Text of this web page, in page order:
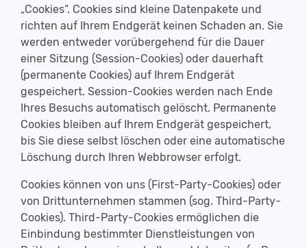
„Cookies“. Cookies sind kleine Datenpakete und
richten auf Ihrem Endgerät keinen Schaden an. Sie
werden entweder vorübergehend für die Dauer
einer Sitzung (Session-Cookies) oder dauerhaft
(permanente Cookies) auf Ihrem Endgerät
gespeichert. Session-Cookies werden nach Ende
Ihres Besuchs automatisch gelöscht. Permanente
Cookies bleiben auf Ihrem Endgerät gespeichert,
bis Sie diese selbst löschen oder eine automatische
Löschung durch Ihren Webbrowser erfolgt.
Cookies können von uns (First-Party-Cookies) oder
von Drittunternehmen stammen (sog. Third-Party-
Cookies). Third-Party-Cookies ermöglichen die
Einbindung bestimmter Dienstleistungen von